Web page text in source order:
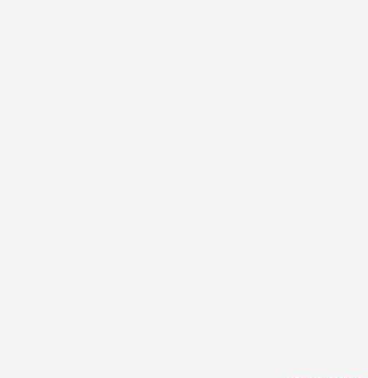
en cuanto a acciones sociales y
oportunidad no es tal vez el porqué y
arte brasilero y la institución bienal.
un poco extraño que los curadores
acciones que pondrían en tela de
curatorial de la bienal realiza
intención muy atractivos. Por